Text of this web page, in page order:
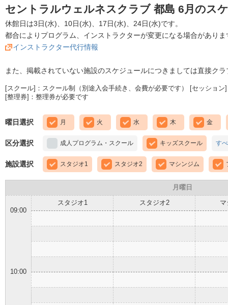
セントラルウェルネスクラブ 都島 6月のス
休館日は3日(水)、10日(水)、17日(水)、24日(水)です。
都合によりプログラム、インストラクターが変更になる場合がありま
インストラクター代行情報
また、掲載されていない施設のスケジュールにつきましては直接ク
[スクール]：スクール制（別途入会手続き、会費が必要です） [セッショ
[整理券]：整理券が必要です
曜日選択 月 火 水 木 金
区分選択 成人プログラム・スクール キッズスクール す
施設選択 スタジオ1 スタジオ2 マシンジム
月曜日
スタジオ1 スタジオ2
マ
09:00
10:00